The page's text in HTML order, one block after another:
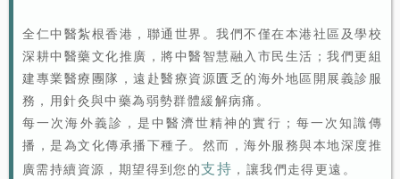
全仁中醫紮根香港，聯通世界。我們不僅在本港社區及學校
深耕中醫藥文化推廣，將中醫智慧融入市民生活；我們更組
建專業醫療團隊，遠赴醫療資源匱乏的海外地區開展義診服
務，用針灸與中藥為弱勢群體緩解病痛。
每一次海外義診，是中醫濟世精神的實行；每一次知識傳
播，是為文化傳承播下種子。然而，海外服務與本地深度推
廣需持續資源，期望得到您的支持 ，讓我們走得更遠。